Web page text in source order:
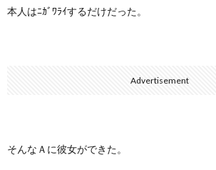
本人はﾆｶﾞﾜﾗｲするだけだった。
Advertisement
そんなＡに彼女ができた。